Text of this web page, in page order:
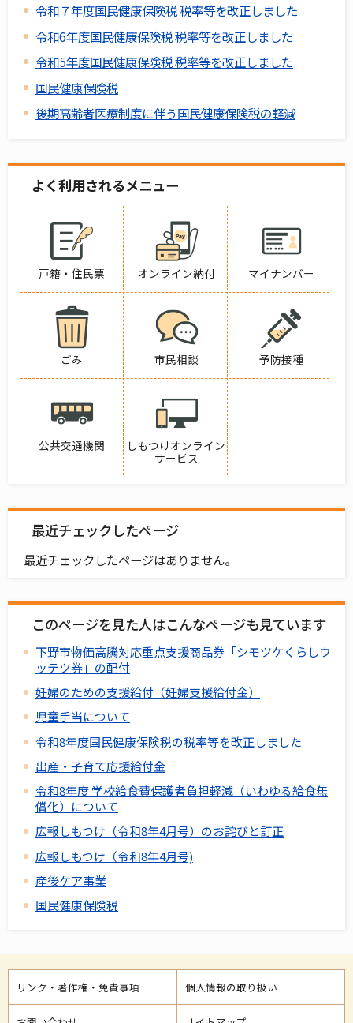
令和７年度国民健康保険税 税率等を改正しました
令和6年度国民健康保険税 税率等を改正しました
令和5年度国民健康保険税 税率等を改正しました
国民健康保険税
後期高齢者医療制度に伴う国民健康保険税の軽減
よく利用されるメニュー
戸籍・住民票 オンライン納付 マイナンバー
ごみ 市民相談 予防接種
公共交通機関
しもつけオンライン
サービス
最近チェックしたページ
最近チェックしたページはありません。
このページを見た人はこんなページも見ています
下野市物価高騰対応重点支援商品券「シモツケくらしウ
ッテツ券」の配付
妊婦のための支援給付（妊婦支援給付金）
児童手当について
令和8年度国民健康保険税の税率等を改正しました
出産・子育て応援給付金
令和8年度 学校給食費保護者負担軽減（いわゆる給食無
償化）について
広報しもつけ（令和8年4月号）のお詫びと訂正
広報しもつけ（令和8年4月号)
産後ケア事業
国民健康保険税
リンク・著作権・免責事項 個人情報の取り扱い